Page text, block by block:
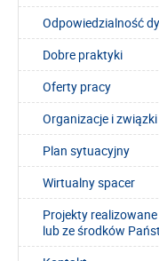
Odpowiedzialność
Dobre praktyki
Oferty pracy
Organizacje i związki
Plan sytuacyjny
Wirtualny spacer
Projekty
lub ze środków